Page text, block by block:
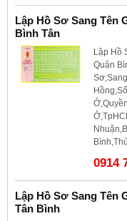
Lập Hồ Sơ Sang Tên
Bình Tân
Lập Hồ
Quận
0914
Lập Hồ Sơ Sang Tên
Tân Bình